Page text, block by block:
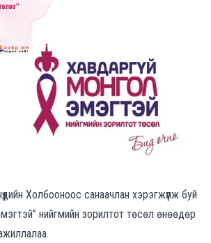
Холбооноос санаачлан хэрэгжүүлж буй
нийгмийн зорилтот төсөл өнөөдөр